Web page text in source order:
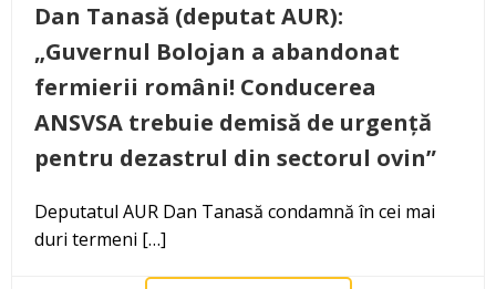
Dan Tanasă (deputat AUR):
„Guvernul Bolojan a abandonat
fermierii români! Conducerea
ANSVSA trebuie demisă de urgență
pentru dezastrul din sectorul ovin”
Deputatul AUR Dan Tanasă condamnă în cei mai
duri termeni […]